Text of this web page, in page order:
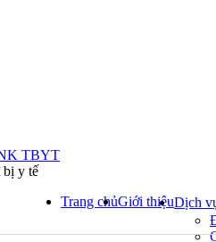
TBYT
bị y tế
Trang chủGiới thiệuDịch